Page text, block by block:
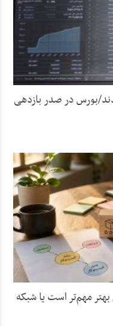
بورس در صدر بازدهی
مهم‌تر است یا شبکه